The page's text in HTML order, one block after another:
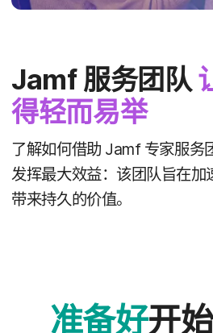
Jamf服务​团队
得轻​而易举
了解​如何​借助 Jamf 专家​服务
发挥​最​大​效益：​该​团队​旨​在​加
带来​持久​的​价值。
准备​好开